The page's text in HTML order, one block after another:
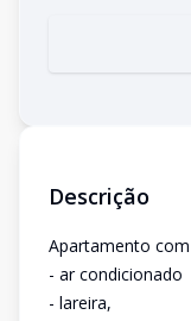
Descrição
Apartamento com
- ar condicionado
- lareira,